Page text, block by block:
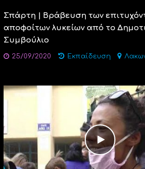
Σπάρτη | Βράβευση των
αποφοίτων λυκείων από το
Συμβούλιο
25/09/2020 Εκπαίδευση